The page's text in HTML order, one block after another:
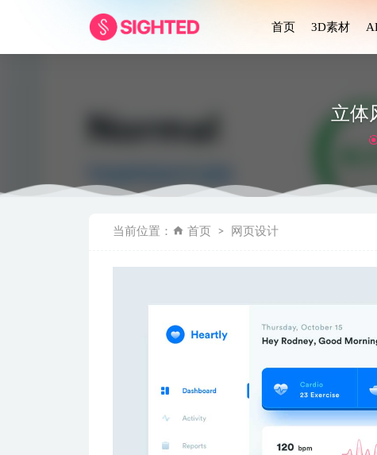
首页 3D素材
立体
当前位置： 首页 网页设计
Teamwork团